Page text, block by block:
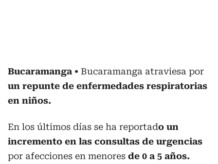
Bucaramanga
Bucaramanga atraviesa por
un repunte de enfermedades respiratorias
en niños.
En los últimos días se ha reportado un
incremento en las consultas de urgencias
por afecciones en menores de 0 a 5 años.